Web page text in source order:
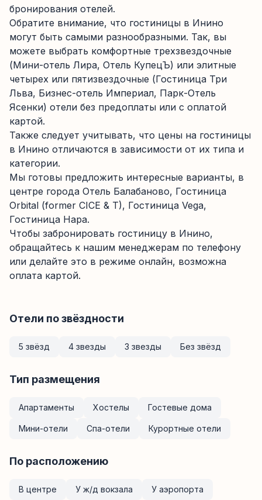
бронирования отелей.
Обратите внимание, что гостиницы в Инино
могут быть самыми разнообразными. Так, вы
можете выбрать комфортные трехзвездочные
(Мини-отель Лира, Отель КупецЪ) или элитные
четырех или пятизвездочные (Гостиница Три
Льва, Бизнес-отель Империал, Парк-Отель
Ясенки) отели без предоплаты или с оплатой
картой.
Также следует учитывать, что цены на гостиницы
в Инино отличаются в зависимости от их типа и
категории.
Мы готовы предложить интересные варианты, в
центре города Отель Балабаново, Гостиница
Orbital (former CICE & T), Гостиница Vega,
Гостиница Нара.
Чтобы забронировать гостиницу в Инино,
обращайтесь к нашим менеджерам по телефону
или делайте это в режиме онлайн, возможна
оплата картой.
Отели по звёздности
5 звёзд 4 звезды 3 звезды Без звёзд
Тип размещения
Апартаменты Хостелы Гостевые дома
Мини-отели Спа-отели Курортные отели
По расположению
В центре У ж/д вокзала У аэропорта